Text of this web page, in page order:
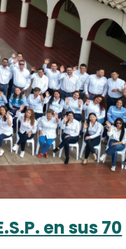
en sus 70